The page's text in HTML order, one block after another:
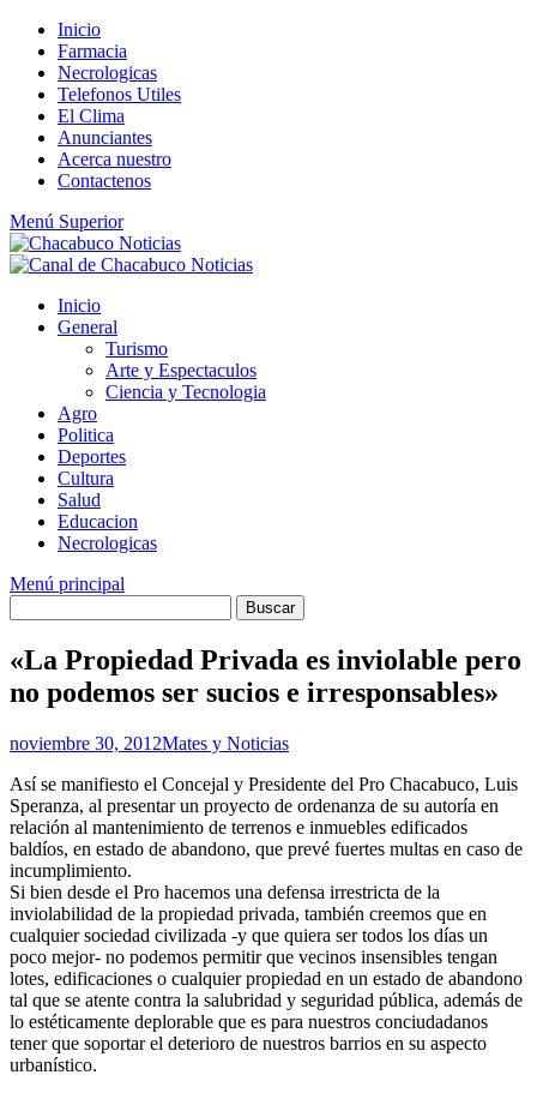
Saltar
contenido
Inicio
Farmacia
Necrologicas
Telefonos Utiles
El Clima
Anunciantes
Acerca nuestro
Contactenos
Menú Superior
Inicio
General
Turismo
Arte y Espectaculos
Ciencia y Tecnologia
Agro
Politica
Deportes
Cultura
Salud
Educacion
Necrologicas
Menú principal
«La Propiedad Privada es inviolable pero
no podemos ser sucios e irresponsables»
noviembre 30, 2012Mates y Noticias
Así se manifiesto el Concejal y Presidente del Pro Chacabuco, Luis
Speranza, al presentar un proyecto de ordenanza de su autoría en
relación al mantenimiento de terrenos e inmuebles edificados
baldíos, en estado de abandono, que prevé fuertes multas en caso de
incumplimiento.
Si bien desde el Pro hacemos una defensa irrestricta de la
inviolabilidad de la propiedad privada, también creemos que en
cualquier sociedad civilizada -y que quiera ser todos los días un
poco mejor- no podemos permitir que vecinos insensibles tengan
lotes, edificaciones o cualquier propiedad en un estado de abandono
tal que se atente contra la salubridad y seguridad pública, además de
lo estéticamente deplorable que es para nuestros conciudadanos
tener que soportar el deterioro de nuestros barrios en su aspecto
urbanístico.